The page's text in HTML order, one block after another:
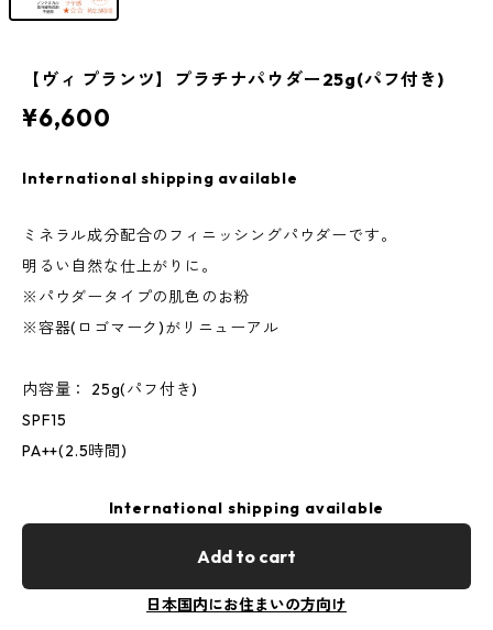
【ヴィ プランツ】プラチナパウダー25g(パフ付き)
¥6,600
International shipping available
ミネラル成分配合のフィニッシングパウダーです。
明るい自然な仕上がりに。
※パウダータイプの肌色のお粉
※容器(ロゴマーク)がリニューアル
内容量： 25g(パフ付き)
SPF15
PA++(2.5時間)
International shipping available
Add to cart
日本国内にお住まいの方向け